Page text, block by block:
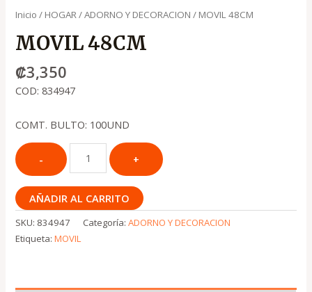
Inicio / HOGAR /ADORNO Y DECORACION / MOVIL 48CM
MOVIL 48CM
₡3,350
COD: 834947
COMT. BULTO: 100UND
AÑADIR AL CARRITO
SKU: 834947 Categoría:ADORNO Y DECORACION
Etiqueta:MOVIL